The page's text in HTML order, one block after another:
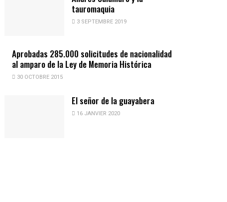
tauromaquia
3 SEPTEMBRE 2019
Aprobadas 285.000 solicitudes de nacionalidad
al amparo de la Ley de Memoria Histórica
30 OCTOBRE 2015
El señor de la guayabera
16 JANVIER 2020